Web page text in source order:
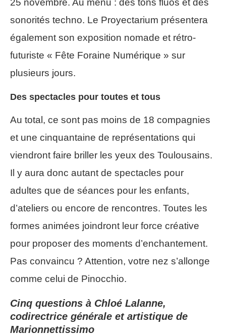
25 novembre. Au menu : des tons fluos et des
sonorités techno. Le Proyectarium présentera
également son exposition nomade et rétro-
futuriste « Fête Foraine Numérique » sur
plusieurs jours.
Des spectacles pour toutes et tous
Au total, ce sont pas moins de 18 compagnies
et une cinquantaine de représentations qui
viendront faire briller les yeux des Toulousains.
Il y aura donc autant de spectacles pour
adultes que de séances pour les enfants,
d’ateliers ou encore de rencontres. Toutes les
formes animées joindront leur force créative
pour proposer des moments d’enchantement.
Pas convaincu ? Attention, votre nez s’allonge
comme celui de Pinocchio.
Cinq questions à Chloé Lalanne,
codirectrice générale et artistique de
Marionnettissimo